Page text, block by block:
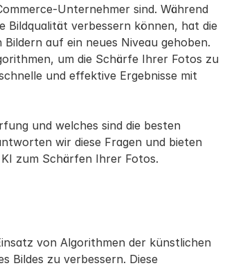
Unternehmer sind. Während
Bildqualität verbessern können, hat die
auf ein neues Niveau gehoben.
um die Schärfe Ihrer Fotos zu
und effektive Ergebnisse mit
und welches sind die besten
wir diese Fragen und bieten
zum Schärfen Ihrer Fotos.
von Algorithmen der künstlichen
Bildes zu verbessern. Diese